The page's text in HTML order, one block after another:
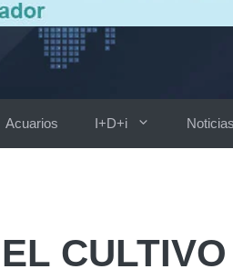
Acuarios I+D+i